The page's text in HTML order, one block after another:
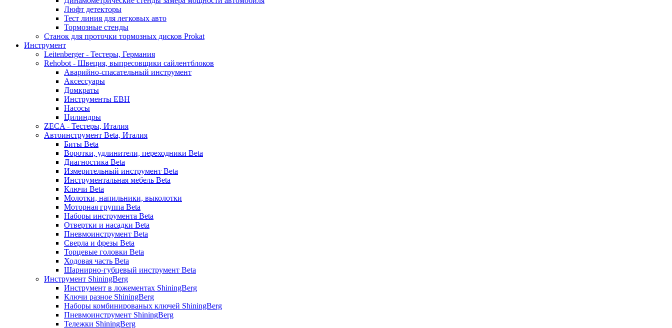
Люфт детекторы
Тест линия для легковых авто
Тормозные стенды
Станок для проточки тормозных дисков Prokat
Инструмент
Leitenberger - Тестеры, Германия
Rehobot - Швеция, выпресовщики сайлентблоков
Аварийно-спасательный инструмент
Аксессуары
Домкраты
Инструменты EBH
Насосы
Цилиндры
ZECA - Тестеры, Италия
Автоинструмент Beta, Италия
Биты Beta
Воротки, удлинители, переходники Beta
Диагностика Beta
Измерительный инструмент Beta
Инструментальная мебель Beta
Ключи Beta
Молотки, напильники, выколотки
Моторная группа Beta
Наборы инструмента Beta
Отвертки и насадки Beta
Пневмоинструмент Beta
Сверла и фрезы Beta
Торцевые головки Beta
Ходовая часть Beta
Шарнирно-губцевый инструмент Beta
Инструмент ShiningBerg
Инструмент в ложементах ShiningBerg
Ключи разное ShiningBerg
Наборы комбинированых ключей ShiningBerg
Пневмоинструмент ShiningBerg
Тележки ShiningBerg